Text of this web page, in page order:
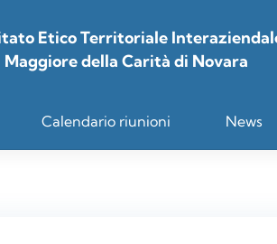
Etico Territoriale
Maggiore della Carità di Novara
Calendario riunioni News